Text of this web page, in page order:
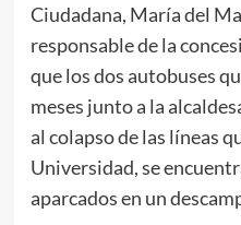
Ciudadana, María del
responsable de la
que los dos autobuses
meses junto a la
al colapso de las líneas
Universidad, se
aparcados en un